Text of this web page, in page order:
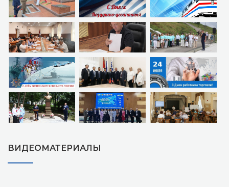
ВИДЕОМАТЕРИАЛЫ